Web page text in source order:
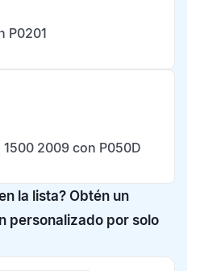
P0201
2009 con P050D
la lista? Obtén un
personalizado por solo